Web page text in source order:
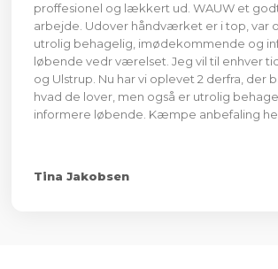
proffesionel og lækkert ud. WAUW et
arbejde. Udover håndværket er i top, var
utrolig behagelig, imødekommende og
løbende vedr værelset. Jeg vil til enhver
og Ulstrup. Nu har vi oplevet 2 derfra, der
hvad de lover, men også er utrolig
informere løbende. Kæmpe anbefaling
Tina Jakobsen